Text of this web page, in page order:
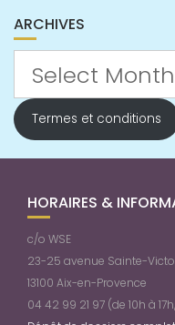
ARCHIVES
Termes et conditions
HORAIRES &
c/o WSE
23-25 avenue Sainte-
13100 Aix-en-Provence
04 42 99 21 97 (de 10h à